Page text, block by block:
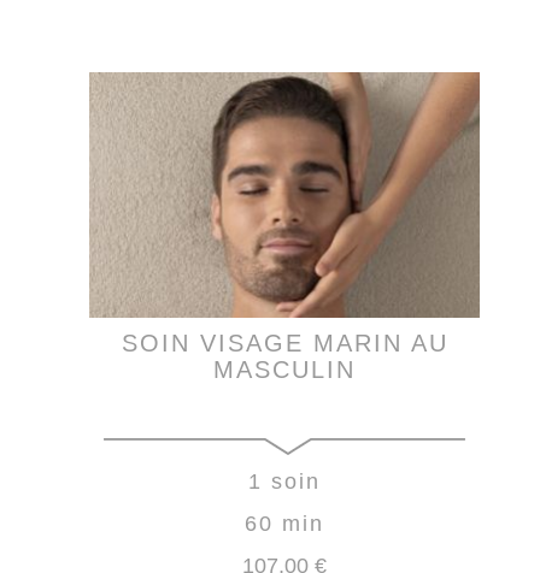
SOIN VISAGE MARIN AU
MASCULIN
1 soin
60 min
107,00 €